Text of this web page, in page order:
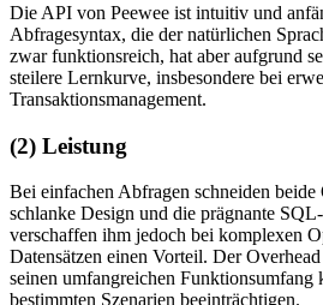
Die API von Peewee ist intuitiv und
Abfragesyntax, die der natürlichen
zwar funktionsreich, hat aber aufgrund
steilere Lernkurve, insbesondere bei
Transaktionsmanagement.
(2) Leistung
Bei einfachen Abfragen schneiden
schlanke Design und die prägnante
verschaffen ihm jedoch bei komplexen
Datensätzen einen Vorteil. Der
seinen umfangreichen Funktionsumfang
bestimmten Szenarien beeinträchtigen.